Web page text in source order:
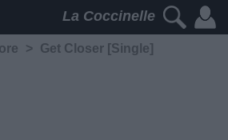
La Coccinelle
> Get Closer [Single]